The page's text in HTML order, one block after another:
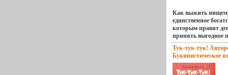
Как выжить
единственное
которым правят
принять выгодное
американца?
быстрее? Слишком
бьлфхзадуматься о
- СЛИШКОМ
Тук-тук-тук!
Букинистическое
Хорошая
литература